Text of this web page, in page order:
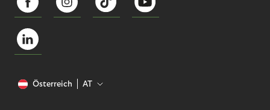
Österreich AT